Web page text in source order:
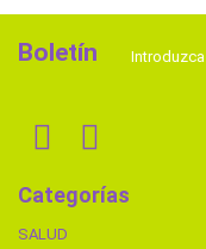
Boletín
Categorías
SALUD